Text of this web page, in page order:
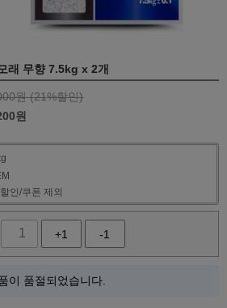
래 무향 7.5kg x 2개
원 (21%할인)
원
인/쿠폰 제외
+1 -1
이 품절되었습니다.